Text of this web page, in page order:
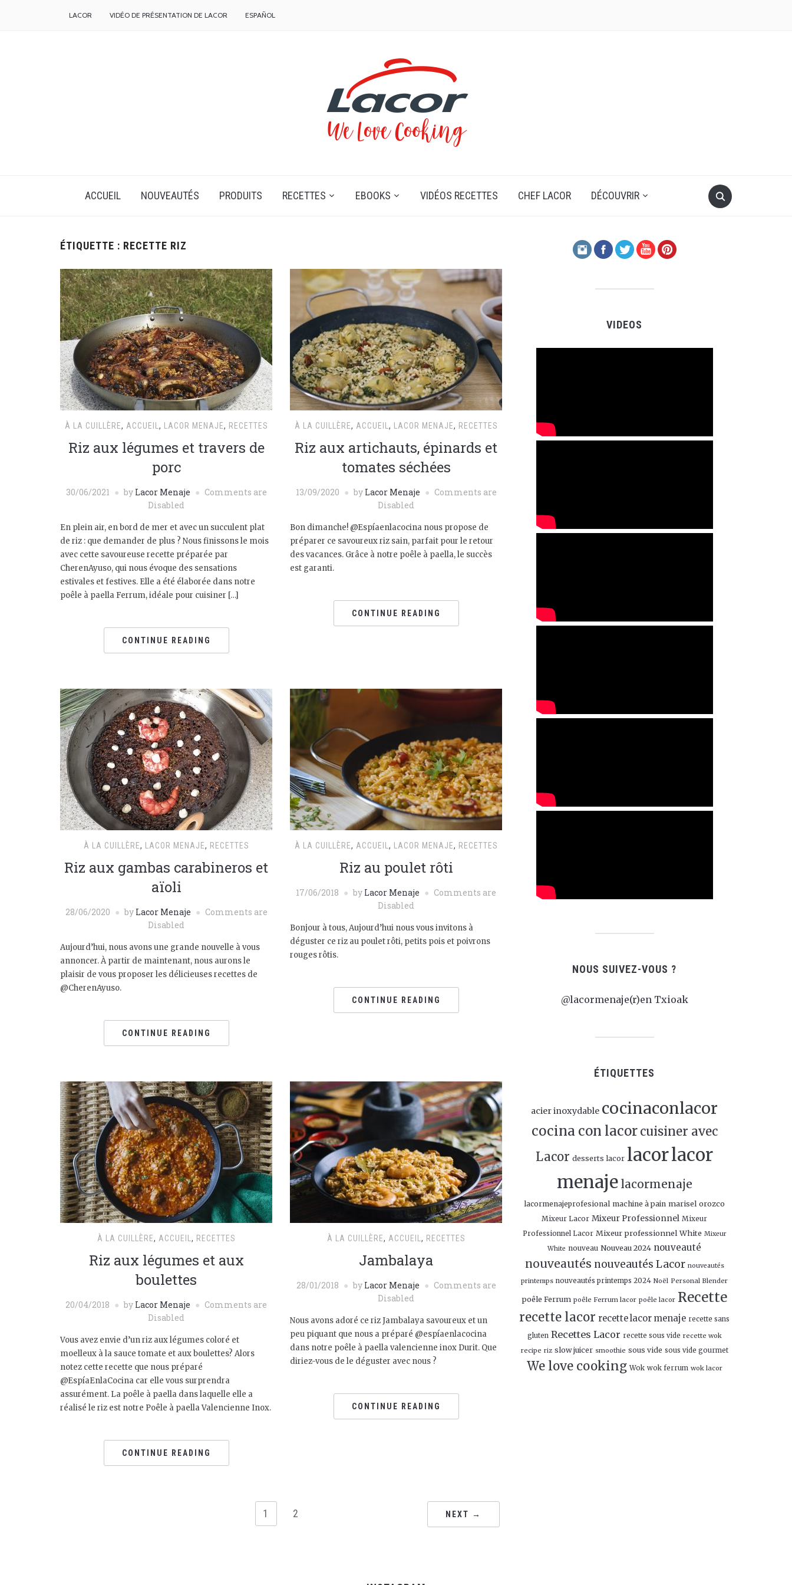
LACOR VIDÉO DE PRÉSENTATION DE LACOR ESPAÑOL
ACCUEIL NOUVEAUTÉS PRODUITS RECETTES EBOOKS VIDÉOS RECETTES CHEF LACOR DÉCOUVRIR
ÉTIQUETTE : RECETTE RIZ
À LA CUILLÈRE, ACCUEIL , LACOR MENAJE, RECETTES
Riz aux légumes et travers de
porc
30/06/2021 by Lacor Menaje
Comments are
Disabled
En plein air, en bord de mer et avec un succulent plat
de riz : que demander de plus ? Nous finissons le mois
avec cette savoureuse recette préparée par
CherenAyuso, qui nous évoque des sensations
estivales et festives. Elle a été élaborée dans notre
poêle à paella Ferrum, idéale pour cuisiner […]
CONTINUE READING
À LA CUILLÈRE, ACCUEIL , LACOR MENAJE, RECETTES
Riz aux artichauts, épinards et
tomates séchées
13/09/2020 by Lacor Menaje
Comments are
Disabled
Bon dimanche! @Espíaenlacocina nous propose de
préparer ce savoureux riz sain, parfait pour le retour
des vacances. Grâce à notre poêle à paella, le succès
est garanti.
CONTINUE READING
À LA CUILLÈRE, LACOR MENAJE, RECETTES
Riz aux gambas carabineros et
aïoli
28/06/2020 by Lacor Menaje
Comments are
Disabled
Aujourd’hui, nous avons une grande nouvelle à vous
annoncer. À partir de maintenant, nous aurons le
plaisir de vous proposer les délicieuses recettes de
@CherenAyuso.
CONTINUE READING
À LA CUILLÈRE, ACCUEIL , LACOR MENAJE, RECETTES
Riz au poulet rôti
17/06/2018 by Lacor Menaje
Comments are
Disabled
Bonjour à tous, Aujourd’hui nous vous invitons à
déguster ce riz au poulet rôti, petits pois et poivrons
rouges rôtis.
CONTINUE READING
À LA CUILLÈRE, ACCUEIL , RECETTES
Riz aux légumes et aux
boulettes
20/04/2018 by Lacor Menaje
Comments are
Disabled
Vous avez envie d’un riz aux légumes coloré et
moelleux à la sauce tomate et aux boulettes? Alors
notez cette recette que nous préparé
@EspíaEnlaCocina car elle vous surprendra
assurément. La poêle à paella dans laquelle elle a
réalisé le riz est notre Poêle à paella Valencienne Inox.
CONTINUE READING
À LA CUILLÈRE, ACCUEIL , RECETTES
Jambalaya
28/01/2018 by Lacor Menaje
Comments are
Disabled
Nous avons adoré ce riz Jambalaya savoureux et un
peu piquant que nous a préparé @espíaenlacocina
dans notre poêle à paella valencienne inox Durit. Que
diriez-vous de le déguster avec nous ?
CONTINUE READING
1 2 NEXT →
VIDEOS
NOUS SUIVEZ-VOUS ?
@lacormenaje(r)en Txioak
ÉTIQUETTES
acier inoxydable cocinaconlacor
cocina con lacor cuisiner avec
Lacor desserts lacor lacorlacor
menaje lacormenaje
lacormenajeprofesional machine à pain marisel orozco
Mixeur Lacor Mixeur Professionnel Mixeur
Professionnel Lacor Mixeur professionnel White Mixeur
White nouveau Nouveau 2024 nouveauté
nouveautés nouveautés Lacor nouveautés
printemps nouveautés printemps 2024 Noël Personal Blender
poêle Ferrum poêle Ferrum lacor poêle lacor Recette
recette lacor recette lacor menaje recette sans
gluten Recettes Lacor recette sous vide recette wok
recipe riz slow juicer smoothie sous vide sous vide gourmet
We love cooking Wok wok ferrum wok lacor